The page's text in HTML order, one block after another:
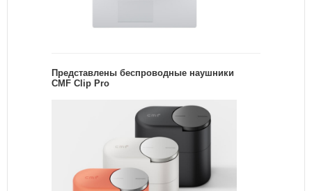
Представлены беспроводные наушники
CMF Clip Pro